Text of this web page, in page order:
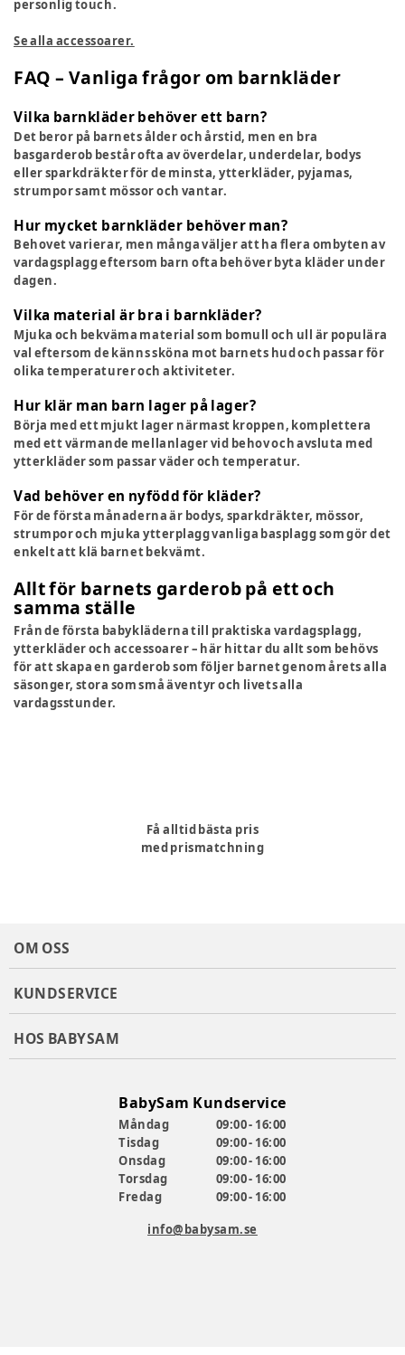
personlig touch.
Se alla accessoarer.
FAQ – Vanliga frågor om barnkläder
Vilka barnkläder behöver ett barn?
Det beror på barnets ålder och årstid, men en bra
basgarderob består ofta av överdelar, underdelar, bodys
eller sparkdräkter för de minsta, ytterkläder, pyjamas,
strumpor samt mössor och vantar.
Hur mycket barnkläder behöver man?
Behovet varierar, men många väljer att ha flera ombyten av
vardagsplagg eftersom barn ofta behöver byta kläder under
dagen.
Vilka material är bra i barnkläder?
Mjuka och bekväma material som bomull och ull är populära
val eftersom de känns sköna mot barnets hud och passar för
olika temperaturer och aktiviteter.
Hur klär man barn lager på lager?
Börja med ett mjukt lager närmast kroppen, komplettera
med ett värmande mellanlager vid behov och avsluta med
ytterkläder som passar väder och temperatur.
Vad behöver en nyfödd för kläder?
För de första månaderna är bodys, sparkdräkter, mössor,
strumpor och mjuka ytterplagg vanliga basplagg som gör det
enkelt att klä barnet bekvämt.
Allt för barnets garderob på ett och
samma ställe
Från de första babykläderna till praktiska vardagsplagg,
ytterkläder och accessoarer – här hittar du allt som behövs
för att skapa en garderob som följer barnet genom årets alla
säsonger, stora som små äventyr och livets alla
vardagsstunder.
Få alltid bästa pris
med prismatchning
OM OSS
KUNDSERVICE
HOS BABYSAM
BabySam Kundservice
Måndag
09:00 - 16:00
Tisdag
09:00 - 16:00
Onsdag
09:00 - 16:00
Torsdag
09:00 - 16:00
Fredag
09:00 - 16:00
info@babysam.se